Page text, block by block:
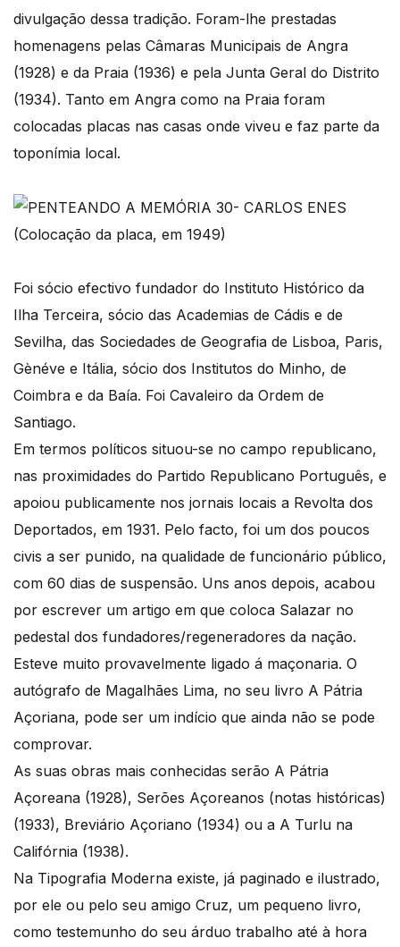
divulgação dessa tradição. Foram-lhe prestadas
homenagens pelas Câmaras Municipais de Angra
(1928) e da Praia (1936) e pela Junta Geral do Distrito
(1934). Tanto em Angra como na Praia foram
colocadas placas nas casas onde viveu e faz parte da
toponímia local.
(Colocação da placa, em 1949)
Foi sócio efectivo fundador do Instituto Histórico da
Ilha Terceira, sócio das Academias de Cádis e de
Sevilha, das Sociedades de Geografia de Lisboa, Paris,
Gènéve e Itália, sócio dos Institutos do Minho, de
Coimbra e da Baía. Foi Cavaleiro da Ordem de
Santiago.
Em termos políticos situou-se no campo republicano,
nas proximidades do Partido Republicano Português, e
apoiou publicamente nos jornais locais a Revolta dos
Deportados, em 1931. Pelo facto, foi um dos poucos
civis a ser punido, na qualidade de funcionário público,
com 60 dias de suspensão. Uns anos depois, acabou
por escrever um artigo em que coloca Salazar no
pedestal dos fundadores/regeneradores da nação.
Esteve muito provavelmente ligado á maçonaria. O
autógrafo de Magalhães Lima, no seu livro A Pátria
Açoriana, pode ser um indício que ainda não se pode
comprovar.
As suas obras mais conhecidas serão A Pátria
Açoreana (1928), Serões Açoreanos (notas históricas)
(1933), Breviário Açoriano (1934) ou a A Turlu na
Califórnia (1938).
Na Tipografia Moderna existe, já paginado e ilustrado,
por ele ou pelo seu amigo Cruz, um pequeno livro,
como testemunho do seu árduo trabalho até à hora